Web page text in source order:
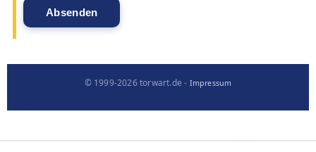
© 1999-2026 torwart.de - Impressum